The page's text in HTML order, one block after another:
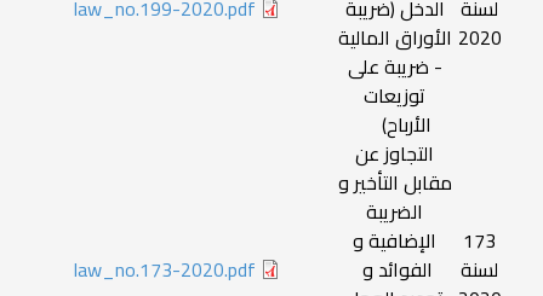
لسنة
2020
الدخل (ضريبة
الأوراق المالية
- ضريبة على
توزيعات
الأرباح)
law_no.199-2020.pdf
173
لسنة
التجاوز عن
مقابل التأخير و
الضريبة
الإضافية و
الفوائد و
law_no.173-2020.pdf